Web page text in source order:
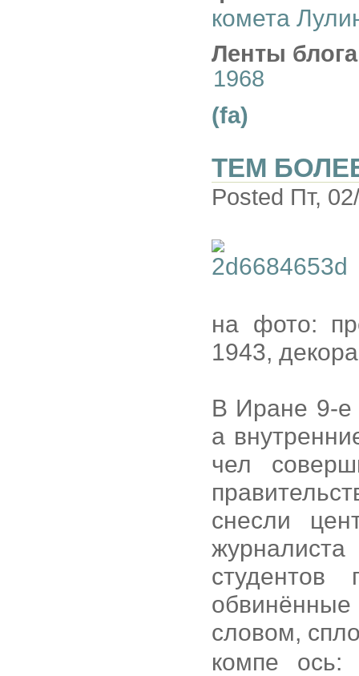
комета
Ленты
1968
(fa)
ТЕМ
Posted Пт,
на фото:
1943,
В Иране 9-е
а
чел
снесли
студентов
словом,
компе